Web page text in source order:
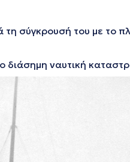
σύγκρουσή του με το
ναυτική